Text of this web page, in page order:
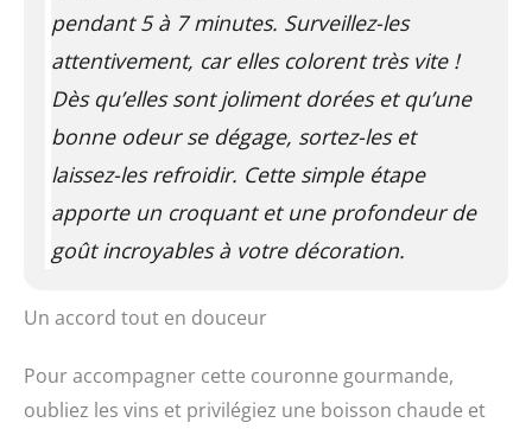
pendant 5 à 7 minutes. Surveillez-les
attentivement, car elles colorent très vite !
Dès qu’elles sont joliment dorées et qu’une
bonne odeur se dégage, sortez-les et
laissez-les refroidir. Cette simple étape
apporte un croquant et une profondeur de
goût incroyables à votre décoration.
Un accord tout en douceur
Pour accompagner cette couronne gourmande,
oubliez les vins et privilégiez une boisson chaude et